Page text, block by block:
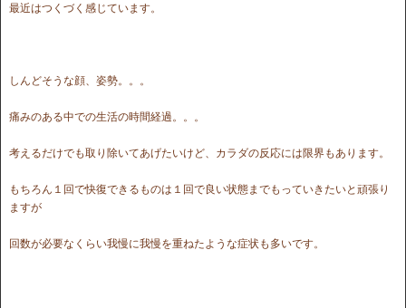
最近はつくづく感じています。
しんどそうな顔、姿勢。。。
痛みのある中での生活の時間経過。。。
考えるだけでも取り除いてあげたいけど、カラダの反応には限界もあります。
もちろん１回で快復できるものは１回で良い状態までもっていきたいと頑張り
ますが
回数が必要なくらい我慢に我慢を重ねたような症状も多いです。